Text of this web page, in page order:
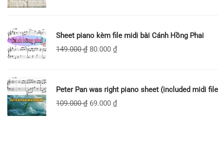
Sheet piano kèm file midi bài Cánh Hồng Phai
149.000₫ 80.000 ₫
Peter Pan was right piano sheet (included midi
109.000₫ 69.000 ₫